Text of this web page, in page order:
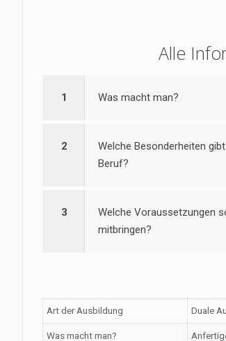
Alle
1 Was macht man?
2
Welche Besonderheiten
Beruf?
3
Welche Voraussetzungen
mitbringen?
Art der Ausbildung Duale
Was macht man?